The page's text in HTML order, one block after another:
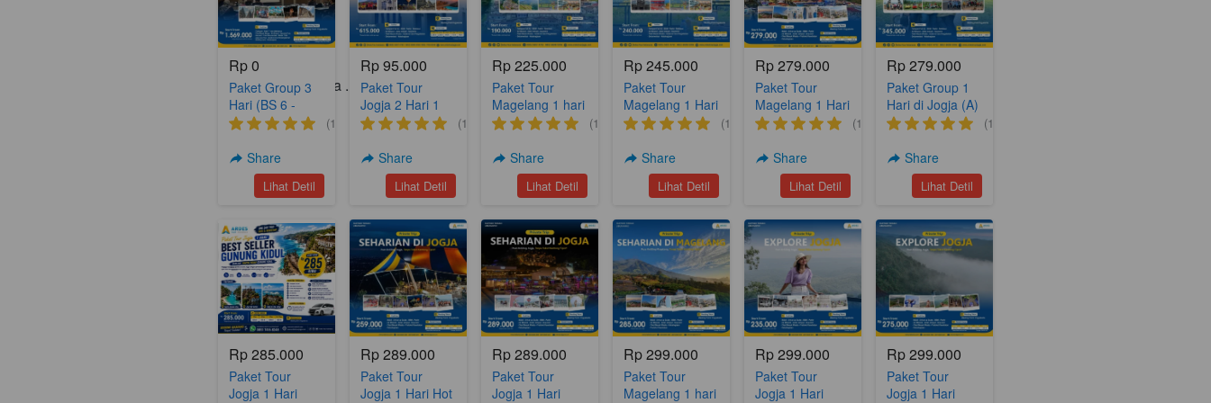
Paket Tour Lainnya . . . .
Rp 0
Paket Group 3
Hari (BS 6 -
Meeting
(1)
Share
`Lihat Detil
Rp 95.000
Paket Tour
Jogja 2 Hari 1
Malam Yogya
(1)
Share
`Lihat Detil
Rp 225.000
Paket Tour
Magelang 1 hari
(A18)
(1)
Share
`Lihat Detil
Rp 245.000
Paket Tour
Magelang 1 Hari
(A17)
(1)
Share
`
Lihat Detil
Rp 279.000
Paket Tour
Magelang 1 Hari
Nepal Van Djava
Nampan
Sukomakmur
(1)
Share
`
Lihat Detil
Rp 279.000
Paket Group 1
Hari di Jogja (A)
(1)
Share
`
Lihat Detil
Rp 285.000
Paket Tour
Jogja 1 Hari
Rp 289.000
Paket Tour
Jogja 1 Hari Hot
Rp 289.000
Paket Tour
Jogja 1 Hari
Rp 299.000
Paket Tour
Magelang 1 hari
Rp 299.000
Paket Tour
Jogja 1 Hari
Rp 299.000
Paket Tour
Jogja 1 Hari